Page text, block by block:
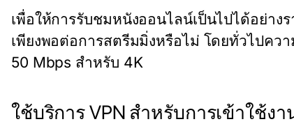
เพื่อให้การรับชมหนังออนไลน์เป็นไปได้อย่าง
เพียงพอต่อการสตรีมมิ่งหรือไม่ โดยทั่วไปคว
50 Mbps สำหรับ 4K
ใช้บริการ VPN สำหรับการเข้าใช้งา